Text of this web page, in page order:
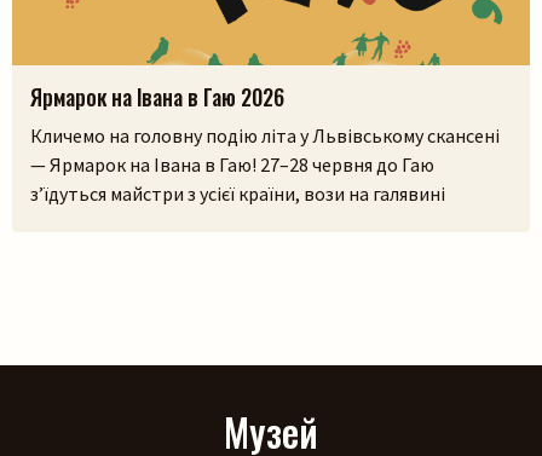
Ярмарок на Івана в Гаю 2026
Кличемо на головну подію літа у Львівському скансені
— Ярмарок на Івана в Гаю! 27–28 червня до Гаю
з’їдуться майстри з усієї країни, вози на галявині
Музей